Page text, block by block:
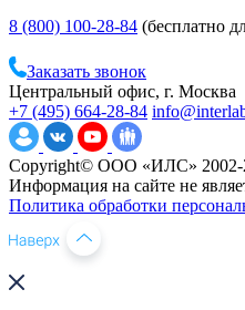
8 (800) 100-28-84 (бесплатно
Заказать звонок
Центральный офис, г. Москва
+7 (495) 664-28-84
Copyright© ООО «ИЛС» 2002-
Информация на сайте не
Политика обработки